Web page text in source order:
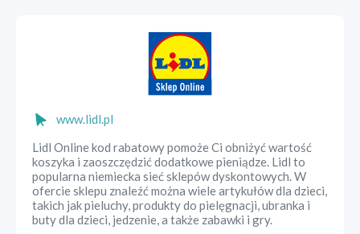
www.lidl.pl
Lidl Online kod rabatowy pomoże Ci obniżyć wartość
koszyka i zaoszczędzić dodatkowe pieniądze. Lidl to
popularna niemiecka sieć sklepów dyskontowych. W
ofercie sklepu znaleźć można wiele artykułów dla dzieci,
takich jak pieluchy, produkty do pielęgnacji, ubranka i
buty dla dzieci, jedzenie, a także zabawki i gry.